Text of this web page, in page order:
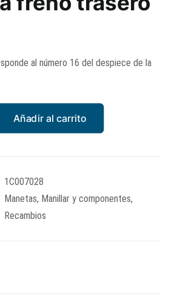
al número 16 del despiece de la
Añadir al carrito
1C007028
Manetas, Manillar y componentes,
Recambios